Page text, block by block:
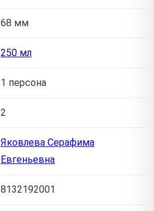
68 мм
250 мл
1 персона
2
Яковлева Серафима
Евгеньевна
8132192001